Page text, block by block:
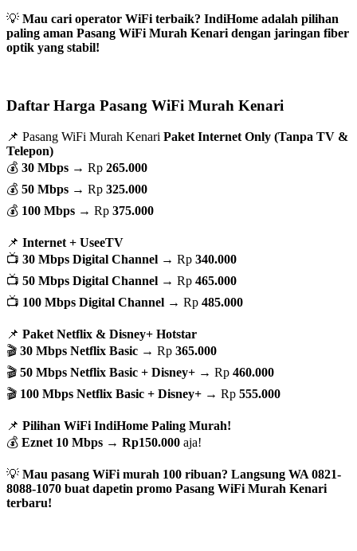
💡 Mau cari operator WiFi terbaik? IndiHome adalah pilihan
paling aman Pasang WiFi Murah Kenari dengan jaringan fiber
optik yang stabil!
Daftar Harga Pasang WiFi Murah Kenari
📌 Pasang WiFi Murah Kenari Paket Internet Only (Tanpa TV &
Telepon)
💰 30 Mbps → Rp 265.000
💰 50 Mbps → Rp 325.000
💰 100 Mbps → Rp 375.000
📌 Internet + UseeTV
📺 30 Mbps Digital Channel → Rp 340.000
📺 50 Mbps Digital Channel → Rp 465.000
📺 100 Mbps Digital Channel → Rp 485.000
📌 Paket Netflix & Disney+ Hotstar
🎬 30 Mbps Netflix Basic → Rp 365.000
🎬 50 Mbps Netflix Basic + Disney+ → Rp 460.000
🎬 100 Mbps Netflix Basic + Disney+ → Rp 555.000
📌 Pilihan WiFi IndiHome Paling Murah!
💰 Eznet 10 Mbps → Rp150.000 aja!
💡 Mau pasang WiFi murah 100 ribuan? Langsung WA 0821-
8088-1070 buat dapetin promo Pasang WiFi Murah Kenari
terbaru!